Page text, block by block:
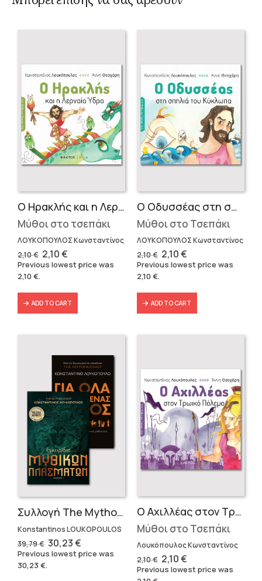
Ο Ηρακλής και η Λερναία Ύδρα
Μύθοι στο τσεπάκι
ΛΟΥΚΟΠΟΥΛΟΣ Κωνσταντίνος
2,10€ Original
price
was:
2,10€Current
price
is:
Previous lowest price was
2,10€.
ADD TO CART
Ο Οδυσσέας στη σπηλιά του Κύκλωπα
Μύθοι στο Τσεπάκι
ΛΟΥΚΟΠΟΥΛΟΣ Κωνσταντίνος
2,10€ Original
price
was:
2,10€Current
price
is:
Previous lowest price was
2,10€.
ADD TO CART
Συλλογή The Mythologist (2 βιβλία)
Konstantinos LOUKOPOULOS
39,79€ Original
price
was:
39,79 €.
30,23€Current
price
is:
Previous lowest price was
30,23€.
Ο Αχιλλέας στον Τρωικό πόλεμο
Μύθοι στο Τσεπάκι
Λουκόπουλος Κωνσταντίνος
2,10€ Original
price
was:
2,10€Current
price
is:
Previous lowest price was